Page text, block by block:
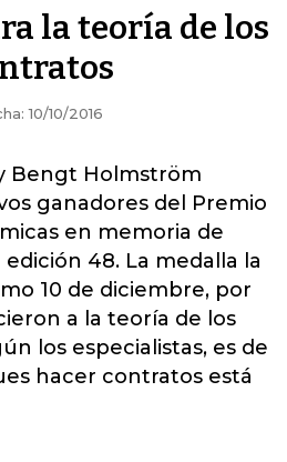
la teoría de los
10/10/2016
Bengt Holmström
ganadores del Premio
en memoria de
48. La medalla la
10 de diciembre, por
a la teoría de los
los especialistas, es de
hacer contratos está